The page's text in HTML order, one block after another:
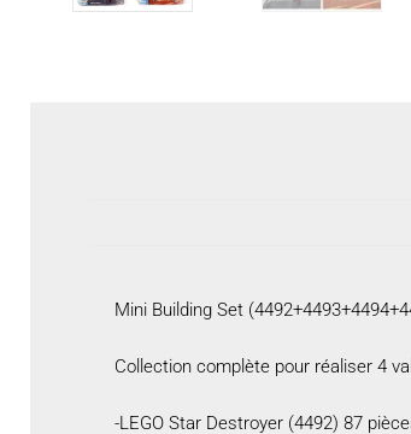
Mini Building Set
Collection complète pour réaliser 4
-LEGO Star Destroyer (4492) 87